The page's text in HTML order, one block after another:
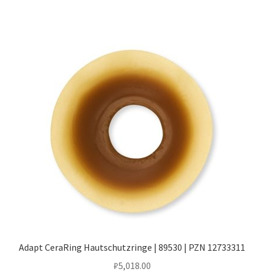
Adapt CeraRing Hautschutzringe | 89530 | PZN 12733311
₽5,018.00